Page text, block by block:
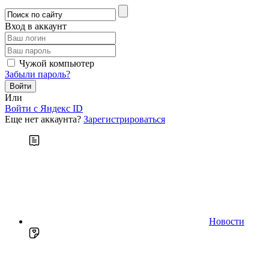
Вход в аккаунт
Чужой компьютер
Забыли пароль?
Или
Войти c Яндекс ID
Еще нет аккаунта? Зарегистрироваться
Новости